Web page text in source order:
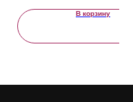
В корзину